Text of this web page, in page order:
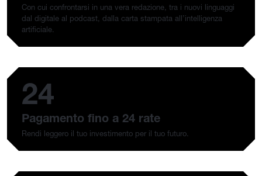
Con cui confrontarsi in una vera redazione, tra i nuovi linguaggi
dal digitale al podcast, dalla carta stampata all’intelligenza
artificiale.
24
Pagamento fino a 24 rate
Rendi leggero il tuo investimento per il tuo futuro.